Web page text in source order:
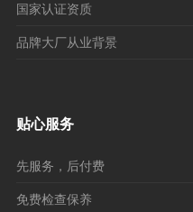
国家认证资质
品牌大厂从业背景
贴心服务
先服务，后付费
免费检查保养